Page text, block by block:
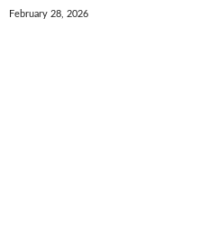
February 28, 2026